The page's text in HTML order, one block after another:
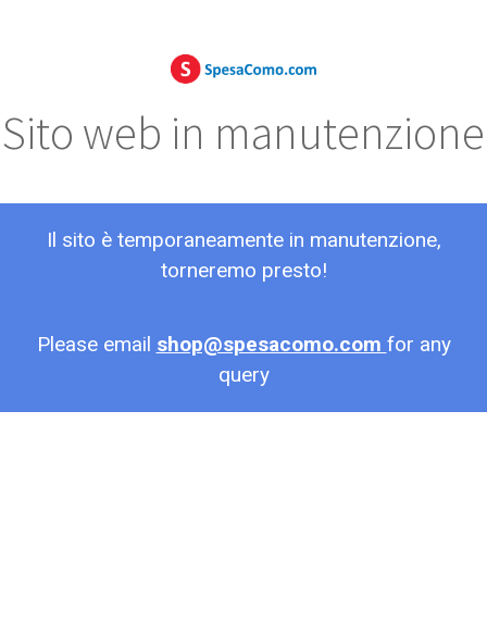
Sito web in manutenzione
Il sito è temporaneamente in manutenzione,
torneremo presto!
Please email shop@spesacomo.com for any
query